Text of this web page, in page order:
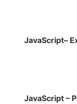
JavaScript–
JavaScript –